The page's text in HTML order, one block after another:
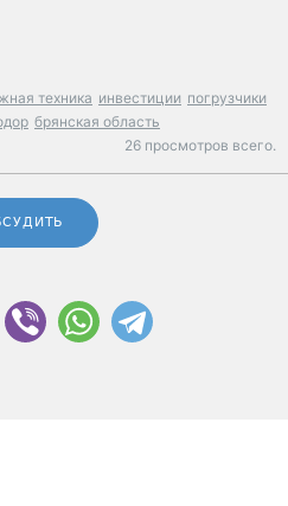
техника инвестиции погрузчики
брянская область
26 просмотров всего.